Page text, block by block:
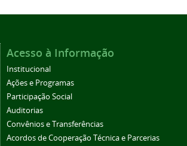
Acesso à Informação
Institucional
Ações e Programas
Participação Social
Auditorias
Convênios e Transferências
Acordos de Cooperação Técnica e Parcerias